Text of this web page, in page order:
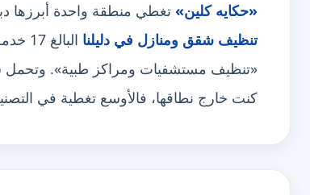
«حكايه كلين» تغطي منطقة واحدة أبرزها دبي، وتعرض
تنظيف شقق ومنازل في دليلنا البالغ 17 خدمة. وهي
«تنظيف مستشفيات ومراكز طبية». وتحمل
كنت خارج نطاقها، فالأوسع تغطية في